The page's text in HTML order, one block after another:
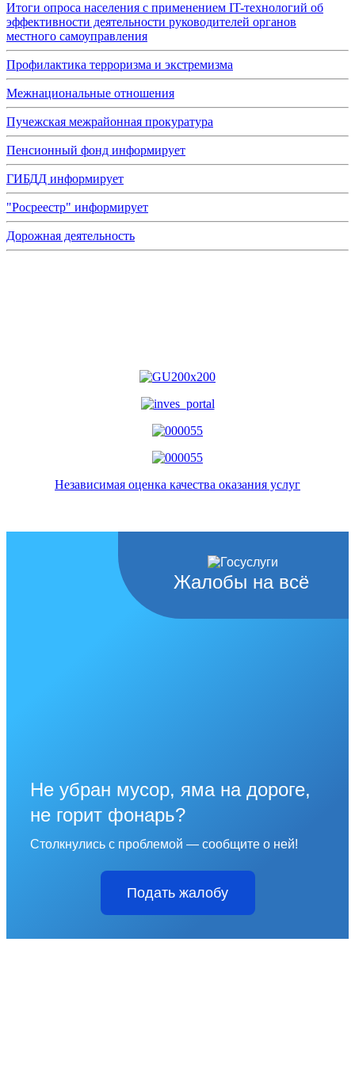
Итоги опроса населения с применением IT-технологий об
эффективности деятельности руководителей органов
местного самоуправления
Профилактика терроризма и экстремизма
Межнациональные отношения
Пучежская межрайонная прокуратура
Пенсионный фонд информирует
ГИБДД информирует
"Росреестр" информирует
Дорожная деятельность
Независимая оценка качества оказания услуг
Жалобы на всё
Не убран мусор, яма на дороге,
не горит фонарь?
Столкнулись с проблемой — сообщите о ней!
Подать жалобу